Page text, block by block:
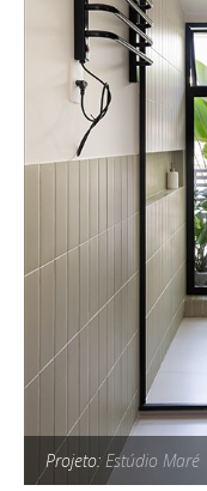
Projeto: Estúdio Maré